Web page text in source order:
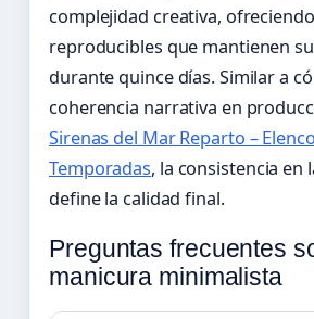
complejidad creativa,
reproducibles que mantienen
durante quince días. Similar a
coherencia narrativa en
Sirenas del Mar Reparto –
Temporadas, la consistencia en
define la calidad final.
Preguntas frecuentes
manicura minimalista